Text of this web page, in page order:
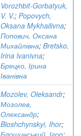
Vorozhbit-Gorbatyuk,
V. V.; Popovych,
Oksana Mykhailivna;
Попович, Оксана
Михайлівна; Bretsko,
Irina lvanivna;
Брецко, Ірина
Іванівна
Mozolev, Oleksandr;
Мозолев,
Олександр;
Bloshchynskyi, Ihor;
Блощинський, Ігор;